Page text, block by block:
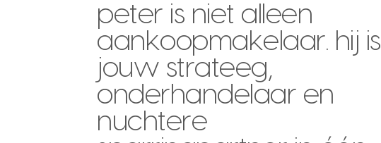
peter is niet alleen
aankoopmakelaar. hij is
jouw strateeg,
onderhandelaar en
nuchtere